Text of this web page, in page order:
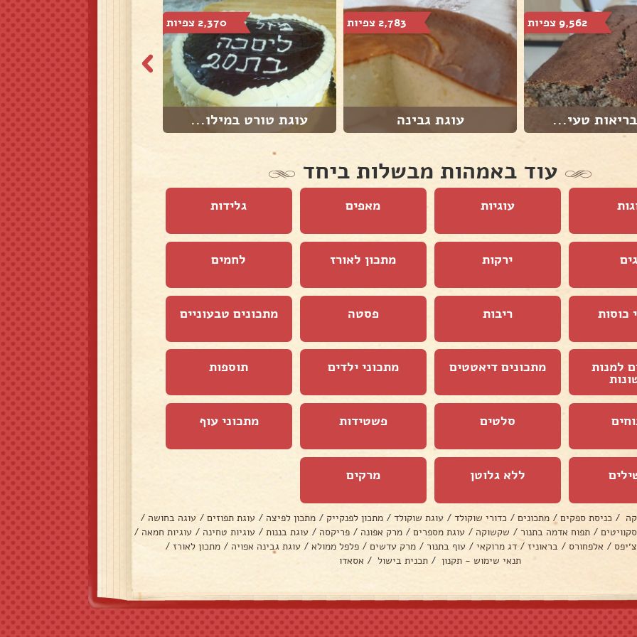
9,562 צפיות
טעי...
2,783 צפיות
עוגת גבינה
2,370 צפיות
עוגת טורט במילו...
עוד באמהות מבשלות ביחד
עוגיות מאפים גלידות
ירקות מתכון לאורז לחמים
כוסות ריבות פסטה מתכונים טבעוניים
למנות מתכונים דיאטטים מתכוני ילדים תוספות
סלטים פשטידות מתכוני עוף
ללא גלוטן מרקים
/ כניסת ספקים / מתכונים / כדורי שוקולד / עוגת שוקולד / מתכון לפנקייק / מתכון לפיצה / עוגת תפוזים / עוגה בחושה /
/ תפוח אדמה בתנור / שקשוקה / עוגת מספרים / מרק אפונה / פריקסה / עוגת בננות / עוגיות טחינה / עוגיות חמאה /
/ אלפחורס / בראוניז / דג מרוקאי / עוף בתנור / מרק עדשים / פלפל ממולא / עוגת גבינה אפויה / מתכון לאורז /
תנאי שימוש - תקנון / תכנית בישול / אסאדו